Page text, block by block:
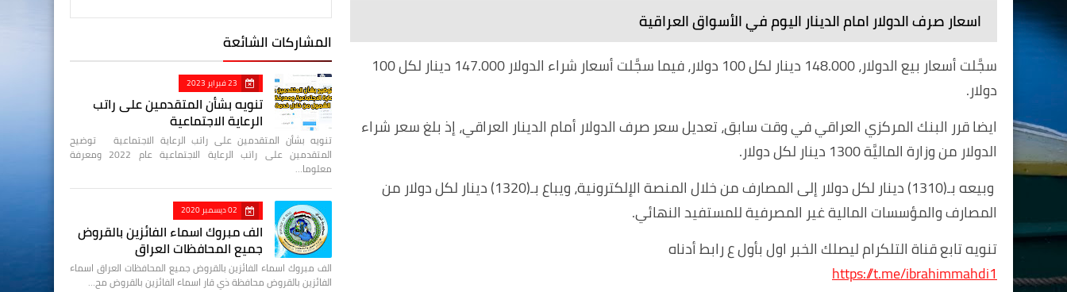
اسعار صرف الدولار امام الدينار اليوم في الأسواق العراقية
سجَّلت أسعار بيع الدولار، 148.000 دينار لكل 100 دولار، فيما سجَّلت أسعار شراء الدولار 147.000 دينار لكل 100
دولار.
ايضا قرر البنك المركزي العراقي في وقت سابق، تعديل سعر صرف الدولار أمام الدينار العراقي، إذ بلغ سعر شراء
الدولار من وزارة الماليَّة 1300 دينار لكل دولار.
وبيعه بـ(1310) دينار لكل دولار إلى المصارف من خلال المنصة الإلكترونية، ويباع بـ(1320) دينار لكل دولار من
المصارف والمؤسسات المالية غير المصرفية للمستفيد النهائي.
تنويه تابع قناة التلكرام ليصلك الخبر اول بأول ع رابط أدناه
https://t.me/ibrahimmahdi1
المشاركات الشائعة
23 فبراير 2023
تنويه بشأن المتقدمين على راتب
الرعاية الاجتماعية
تنويه بشأن المتقدمين على راتب الرعاية الاجتماعية توضيح
المتقدمين على راتب الرعاية الاجتماعية عام 2022 ومعرفة
معلوما…
02 ديسمبر 2020
الف مبروك اسماء الفائزين بالقروض
جميع المحافظات العراق
الف مبروك اسماء الفائزين بالقروض جميع المحافظات العراق اسماء
الفائزين بالقروض محافظة ذي قار اسماء الفائزين بالقروض مح…